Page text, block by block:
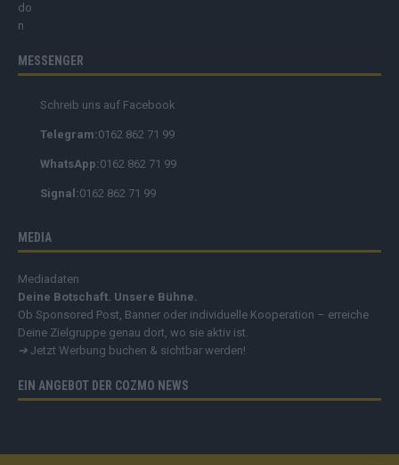
MESSENGER
Schreib uns auf Facebook
Telegram:0162 862 71 99
WhatsApp:0162 862 71 99
Signal:0162 862 71 99
MEDIA
Mediadaten
Deine Botschaft. Unsere Bühne.
Ob Sponsored Post, Banner oder individuelle Kooperation – erreiche
Deine Zielgruppe genau dort, wo sie aktiv ist.
➔ Jetzt Werbung buchen & sichtbar werden!
EIN ANGEBOT DER COZMO NEWS